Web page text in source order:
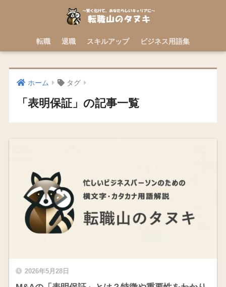
転職 退職 スキルアップ ビジネス用語集
ホーム タグ
「表明保証」の記事一覧
2026年5月28日